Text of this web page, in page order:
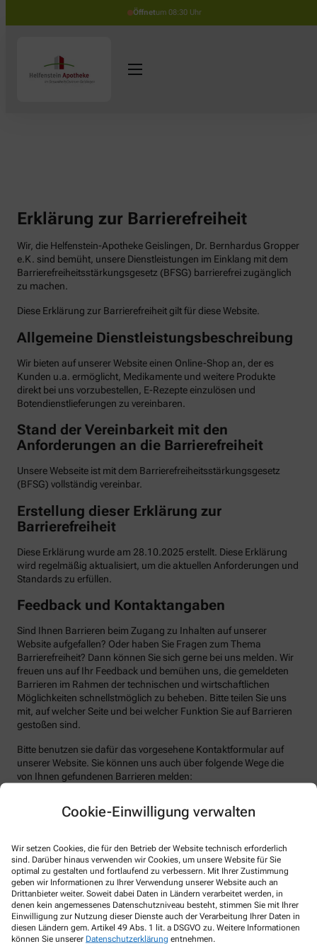
Cookie-Einwilligung verwalten
Wir setzen Cookies, die für den Betrieb der Website technisch erforderlich
sind. Darüber hinaus verwenden wir Cookies, um unsere Website für Sie
optimal zu gestalten und fortlaufend zu verbessern. Mit Ihrer Zustimmung
geben wir Informationen zu Ihrer Verwendung unserer Website auch an
Drittanbieter weiter. Soweit dabei Daten in Ländern verarbeitet werden, in
denen kein angemessenes Datenschutzniveau besteht, stimmen Sie mit Ihrer
Einwilligung zur Nutzung dieser Dienste auch der Verarbeitung Ihrer Daten in
diesen Ländern gem. Artikel 49 Abs. 1 lit. a DSGVO zu. Weitere Informationen
können Sie unserer Datenschutzerklärung entnehmen.
Öffnetum 08:30 Uhr
Erklärung zur Barrierefreiheit
Wir, die Helfenstein-Apotheke Geislingen, Dr. Bernhardus Gropper
e.K. sind bemüht, unsere Dienstleistungen im Einklang mit dem
Barrierefreiheitsstärkungsgesetz (BFSG) barrierefrei zugänglich
zu machen.
Diese Erklärung zur Barrierefreiheit gilt für diese Website.
Allgemeine Dienstleistungsbeschreibung
Wir bieten auf unserer Website einen Online-Shop an, der es
Kunden u.a. ermöglicht, Medikamente und weitere Produkte
direkt bei uns vorzubestellen, E-Rezepte einzulösen und
Botendienstlieferungen zu vereinbaren.
Stand der Vereinbarkeit mit den
Anforderungen an die Barrierefreiheit
Unsere Webseite ist mit dem Barrierefreiheitsstärkungsgesetz
(BFSG) vollständig vereinbar.
Erstellung dieser Erklärung zur
Barrierefreiheit
Diese Erklärung wurde am 28.10.2025 erstellt. Diese Erklärung
wird regelmäßig aktualisiert, um die aktuellen Anforderungen und
Standards zu erfüllen.
Feedback und Kontaktangaben
Sind Ihnen Barrieren beim Zugang zu Inhalten auf unserer
Website aufgefallen? Oder haben Sie Fragen zum Thema
Barrierefreiheit? Dann können Sie sich gerne bei uns melden. Wir
freuen uns auf Ihr Feedback und bemühen uns, die gemeldeten
Barrieren im Rahmen der technischen und wirtschaftlichen
Möglichkeiten schnellstmöglich zu beheben. Bitte teilen Sie uns
mit, auf welcher Seite und bei welcher Funktion Sie auf Barrieren
gestoßen sind.
Bitte benutzen sie dafür das vorgesehene Kontaktformular auf
unserer Website. Sie können uns auch über folgende Wege die
von Ihnen gefundenen Barrieren melden:
Telefon: +49-7331/98 63 90
Postanschrift: Eybstraße 16 73312 Geislingen
Durchsetzungsverfahren und
Marktüberwachungsbehörde
Sollten Sie auf Mitteilungen oder Anfragen zur Barrierefreiheit
keine zufriedenstellenden Antworten erhalten, können Sie sich an